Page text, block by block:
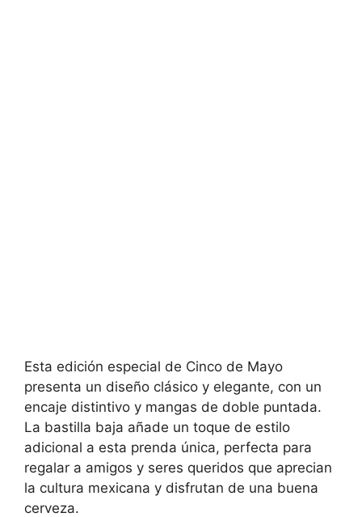
Esta edición especial de Cinco de Mayo
presenta un diseño clásico y elegante, con un
encaje distintivo y mangas de doble puntada.
La bastilla baja añade un toque de estilo
adicional a esta prenda única, perfecta para
regalar a amigos y seres queridos que aprecian
la cultura mexicana y disfrutan de una buena
cerveza.